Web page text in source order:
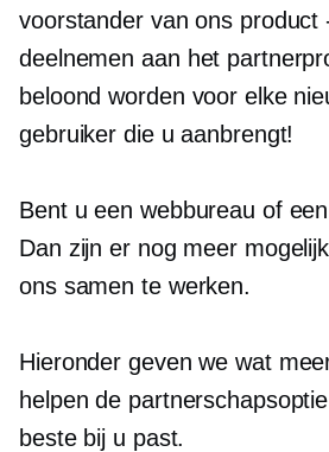
voorstander van ons product
deelnemen aan het
beloond worden voor elke
gebruiker die u aanbrengt!
Bent u een webbureau of
Dan zijn er nog meer
ons samen te werken.
Hieronder geven we wat
helpen de
beste bij u past.